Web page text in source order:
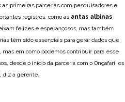
primeiras parcerias com pesquisadores e
registros, como as antas albinas,
felizes e esperançosos, mas também
têm sido essenciais para gerar dados que
mas em como podemos contribuir para esse
desde o início da parceria com o Onçafari, os
diz a gerente.